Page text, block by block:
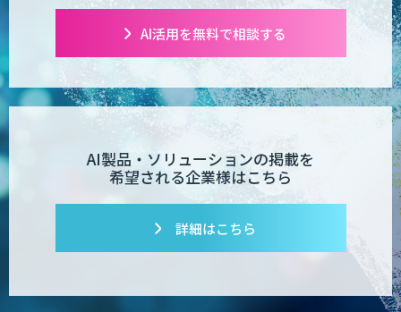
AI活用を無料で相談する
AI製品・ソリューションの掲載を
希望される企業様はこちら
詳細はこちら